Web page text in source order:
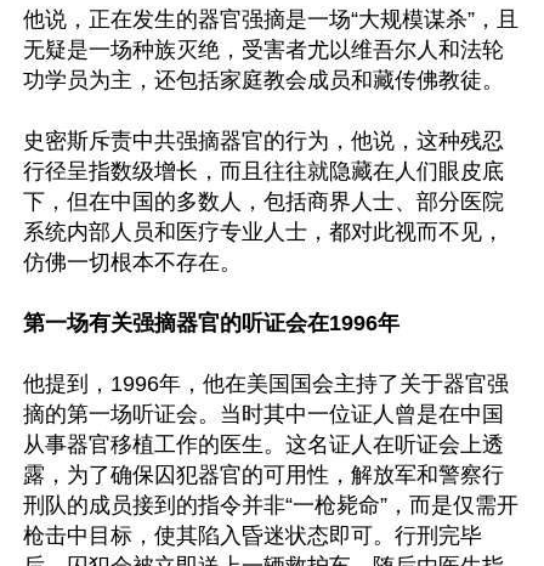
他说，正在发生的器官强摘是一场“大规模谋杀”，且
无疑是一场种族灭绝，受害者尤以维吾尔人和法轮
功学员为主，还包括家庭教会成员和藏传佛教徒。
史密斯斥责中共强摘器官的行为，他说，这种残忍
行径呈指数级增长，而且往往就隐藏在人们眼皮底
下，但在中国的多数人，包括商界人士、部分医院
系统内部人员和医疗专业人士，都对此视而不见，
仿佛一切根本不存在。
第一场有关强摘器官的听证会在1996年
他提到，1996年，他在美国国会主持了关于器官强
摘的第一场听证会。当时其中一位证人曾是在中国
从事器官移植工作的医生。这名证人在听证会上透
露，为了确保囚犯器官的可用性，解放军和警察行
刑队的成员接到的指令并非“一枪毙命”，而是仅需开
枪击中目标，使其陷入昏迷状态即可。行刑完毕